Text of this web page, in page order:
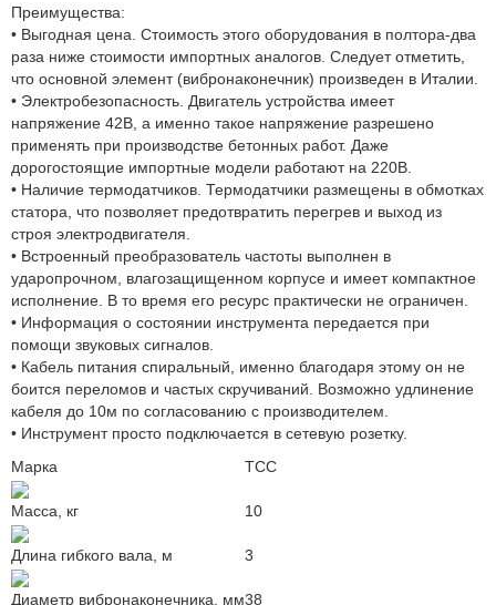
Преимущества:
• Выгодная цена. Стоимость этого оборудования в полтора-два
раза ниже стоимости импортных аналогов. Следует отметить,
что основной элемент (вибронаконечник) произведен в Италии.
• Электробезопасность. Двигатель устройства имеет
напряжение 42В, а именно такое напряжение разрешено
применять при производстве бетонных работ. Даже
дорогостоящие импортные модели работают на 220В.
• Наличие термодатчиков. Термодатчики размещены в обмотках
статора, что позволяет предотвратить перегрев и выход из
строя электродвигателя.
• Встроенный преобразователь частоты выполнен в
ударопрочном, влагозащищенном корпусе и имеет компактное
исполнение. В то время его ресурс практически не ограничен.
• Информация о состоянии инструмента передается при
помощи звуковых сигналов.
• Кабель питания спиральный, именно благодаря этому он не
боится переломов и частых скручиваний. Возможно удлинение
кабеля до 10м по согласованию с производителем.
• Инструмент просто подключается в сетевую розетку.
Марка
ТСС
Масса, кг 10
Длина гибкого вала, м 3
Диаметр вибронаконечника, мм38